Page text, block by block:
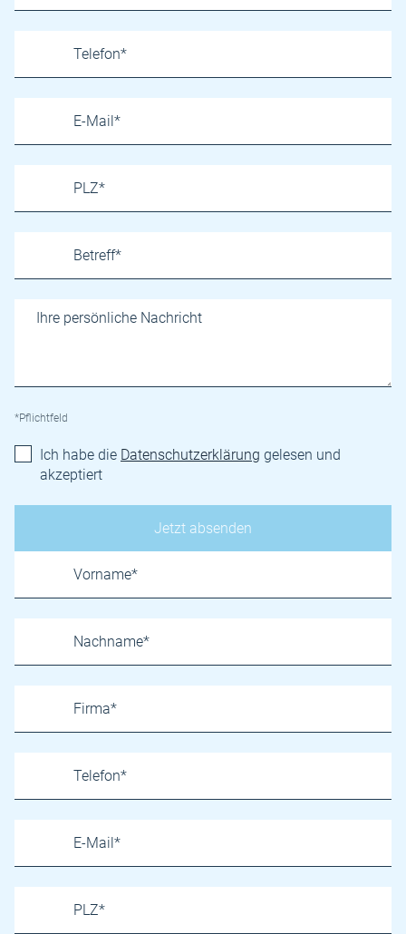
*Pflichtfeld
Ich habe die Datenschutzerklärung gelesen und
akzeptiert